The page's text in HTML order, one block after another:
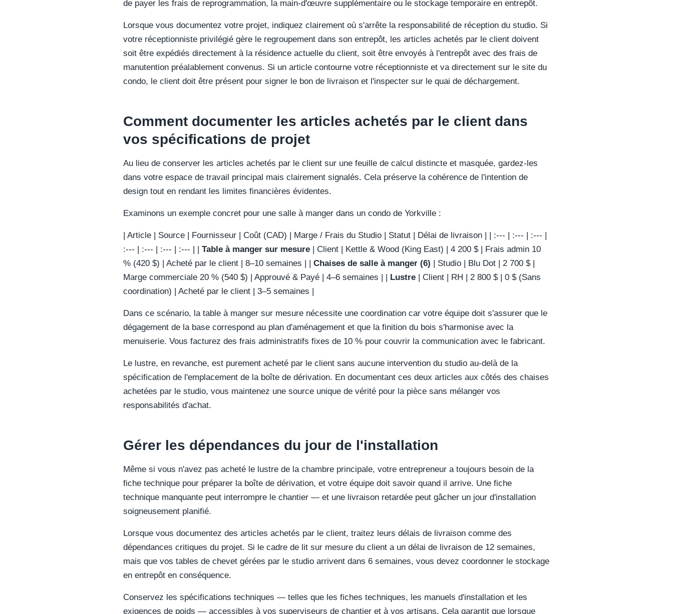
de payer les frais de reprogrammation, la main-d'œuvre supplémentaire ou le stockage temporaire en entrepôt.
Lorsque vous documentez votre projet, indiquez clairement où s'arrête la responsabilité de réception du studio. Si
votre réceptionniste privilégié gère le regroupement dans son entrepôt, les articles achetés par le client doivent
soit être expédiés directement à la résidence actuelle du client, soit être envoyés à l'entrepôt avec des frais de
manutention préalablement convenus. Si un article contourne votre réceptionniste et va directement sur le site du
condo, le client doit être présent pour signer le bon de livraison et l'inspecter sur le quai de déchargement.
Comment documenter les articles achetés par le client dans
vos spécifications de projet
Au lieu de conserver les articles achetés par le client sur une feuille de calcul distincte et masquée, gardez-les
dans votre espace de travail principal mais clairement signalés. Cela préserve la cohérence de l'intention de
design tout en rendant les limites financières évidentes.
Examinons un exemple concret pour une salle à manger dans un condo de Yorkville :
| Article | Source | Fournisseur | Coût (CAD) | Marge / Frais du Studio | Statut | Délai de livraison | | :--- | :--- | :--- |
:--- | :--- | :--- | :--- | | Table à manger sur mesure | Client | Kettle & Wood (King East) | 4 200 $ | Frais admin 10
% (420 $) | Acheté par le client | 8–10 semaines | | Chaises de salle à manger (6) | Studio | Blu Dot | 2 700 $ |
Marge commerciale 20 % (540 $) | Approuvé & Payé | 4–6 semaines | | Lustre | Client | RH | 2 800 $ | 0 $ (Sans
coordination) | Acheté par le client | 3–5 semaines |
Dans ce scénario, la table à manger sur mesure nécessite une coordination car votre équipe doit s'assurer que le
dégagement de la base correspond au plan d'aménagement et que la finition du bois s'harmonise avec la
menuiserie. Vous facturez des frais administratifs fixes de 10 % pour couvrir la communication avec le fabricant.
Le lustre, en revanche, est purement acheté par le client sans aucune intervention du studio au-delà de la
spécification de l'emplacement de la boîte de dérivation. En documentant ces deux articles aux côtés des chaises
achetées par le studio, vous maintenez une source unique de vérité pour la pièce sans mélanger vos
responsabilités d'achat.
Gérer les dépendances du jour de l'installation
Même si vous n'avez pas acheté le lustre de la chambre principale, votre entrepreneur a toujours besoin de la
fiche technique pour préparer la boîte de dérivation, et votre équipe doit savoir quand il arrive. Une fiche
technique manquante peut interrompre le chantier — et une livraison retardée peut gâcher un jour d'installation
soigneusement planifié.
Lorsque vous documentez des articles achetés par le client, traitez leurs délais de livraison comme des
dépendances critiques du projet. Si le cadre de lit sur mesure du client a un délai de livraison de 12 semaines,
mais que vos tables de chevet gérées par le studio arrivent dans 6 semaines, vous devez coordonner le stockage
en entrepôt en conséquence.
Conservez les spécifications techniques — telles que les fiches techniques, les manuels d'installation et les
exigences de poids — accessibles à vos superviseurs de chantier et à vos artisans. Cela garantit que lorsque